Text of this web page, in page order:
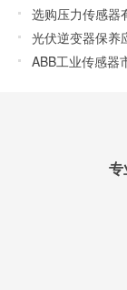
选购压力传感器
光伏逆变器保养
ABB工业传感器
专